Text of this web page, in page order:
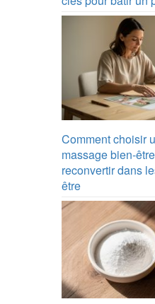
Comment choisir
massage bien-
reconvertir dans
être